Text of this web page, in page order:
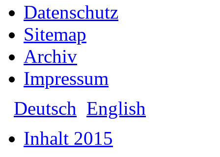
Datenschutz
Sitemap
Archiv
Impressum
Deutsch English
Inhalt 2015